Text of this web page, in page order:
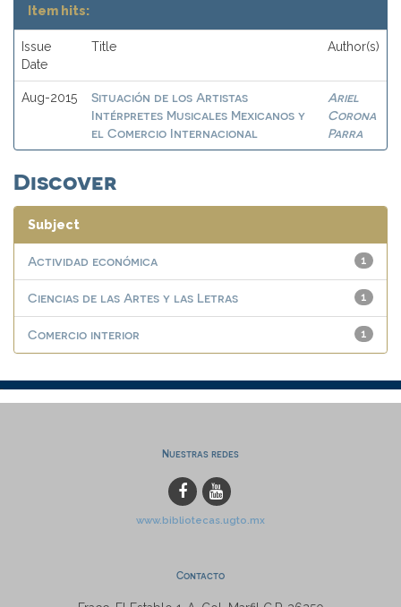
Item hits:
Issue
Date
Title Author(s)
Aug-2015
Situación de los Artistas
Intérpretes Musicales Mexicanos y
el Comercio Internacional
Ariel
Corona
Parra
Discover
Subject
1
Actividad económica
1
Ciencias de las Artes y las Letras
1
Comercio interior
Nuestras redes
www.bibliotecas.ugto.mx
Contacto